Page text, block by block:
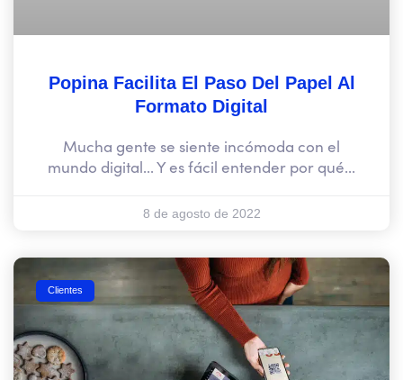
Popina Facilita El Paso Del Papel Al
Formato Digital
Mucha gente se siente incómoda con el
mundo digital... Y es fácil entender por qué...
8 de agosto de 2022
Clientes